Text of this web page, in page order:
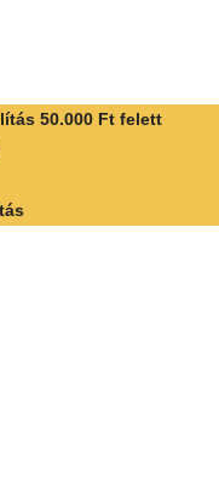
50.000 Ft felett